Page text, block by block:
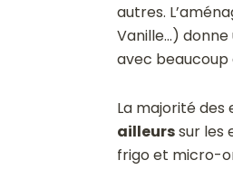
autres.
Vanille…) donne
avec beaucoup
La majorité des
ailleurssur les
frigo et micro-